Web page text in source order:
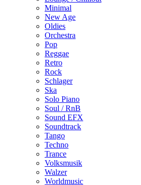
Minimal
New Age
Oldies
Orchestra
Pop
Reggae
Retro
Rock
Schlager
Ska
Solo Piano
Soul / RnB
Sound EFX
Soundtrack
Tango
Techno
Trance
Volksmusik
Walzer
Worldmusic